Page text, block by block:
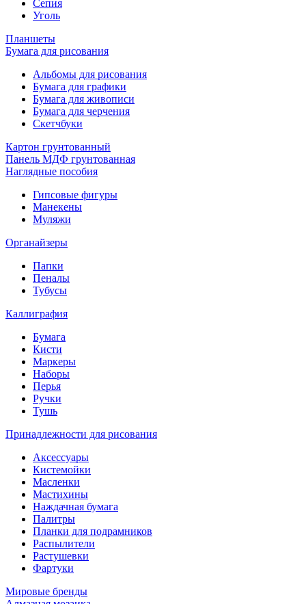
Сепия
Уголь
Планшеты
Бумага для рисования
Альбомы для рисования
Бумага для графики
Бумага для живописи
Бумага для черчения
Скетчбуки
Картон грунтованный
Панель МДФ грунтованная
Наглядные пособия
Гипсовые фигуры
Манекены
Муляжи
Органайзеры
Папки
Пеналы
Тубусы
Каллиграфия
Бумага
Кисти
Маркеры
Наборы
Перья
Ручки
Тушь
Принадлежности для рисования
Аксессуары
Кистемойки
Масленки
Мастихины
Наждачная бумага
Палитры
Планки для подрамников
Распылители
Растушевки
Фартуки
Мировые бренды